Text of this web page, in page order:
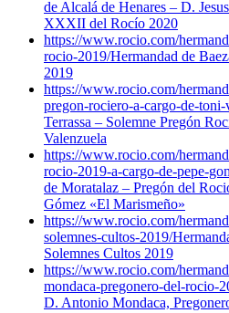
de Alcalá de Henares – D.
XXXII del Rocío 2020
https://www.rocio.com/
rocio-2019/Hermandad de
2019
https://www.rocio.com/
pregon-rociero-a-cargo-de-toni-
Terrassa – Solemne Pregón
Valenzuela
https://www.rocio.com/
rocio-2019-a-cargo-de-pepe-
de Moratalaz – Pregón del
Gómez «El Marismeño»
https://www.rocio.com/
solemnes-cultos-2019/
Solemnes Cultos 2019
https://www.rocio.com/
mondaca-pregonero-del-rocio-
D. Antonio Mondaca,